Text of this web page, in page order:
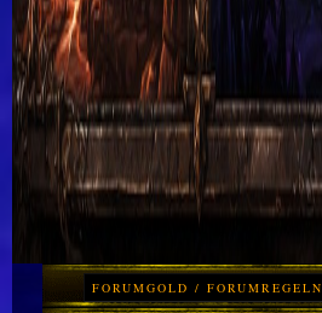
FORUMGOLD / FORUMREGELN